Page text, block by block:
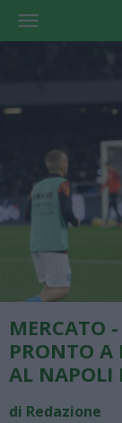
MERCATO
PRONTO A
AL NAPOLI
di Redazione